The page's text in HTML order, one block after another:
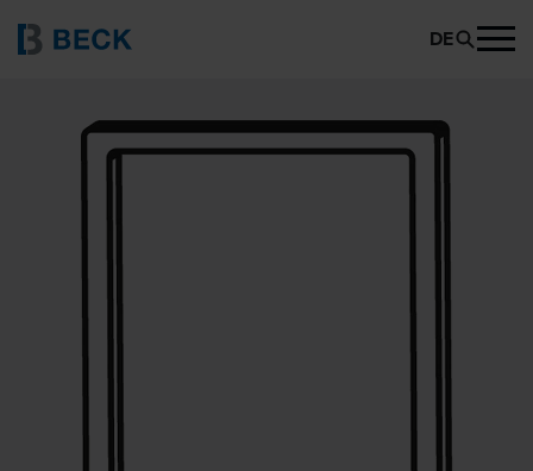
BECK SP 3020 PRODUKT ANFRAGEN
DE